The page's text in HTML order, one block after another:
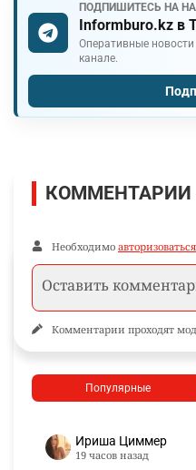
ПОДПИШИТЕСЬ НА
Informburo.kz в
Оперативные
канале.
КОММЕНТАРИИ
Необходимо авторизоваться
Комментарии проходят
Популярные
Ириша Циммер
19 часов назад